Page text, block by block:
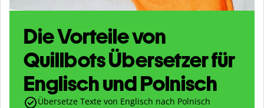
Die Vorteile von
Quillbots Übersetzer für
Englisch und Polnisch
Übersetze Texte von Englisch nach Polnisch